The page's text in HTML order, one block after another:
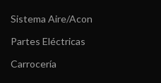
Sistema Aire/Acon
Partes Eléctricas
Carrocería